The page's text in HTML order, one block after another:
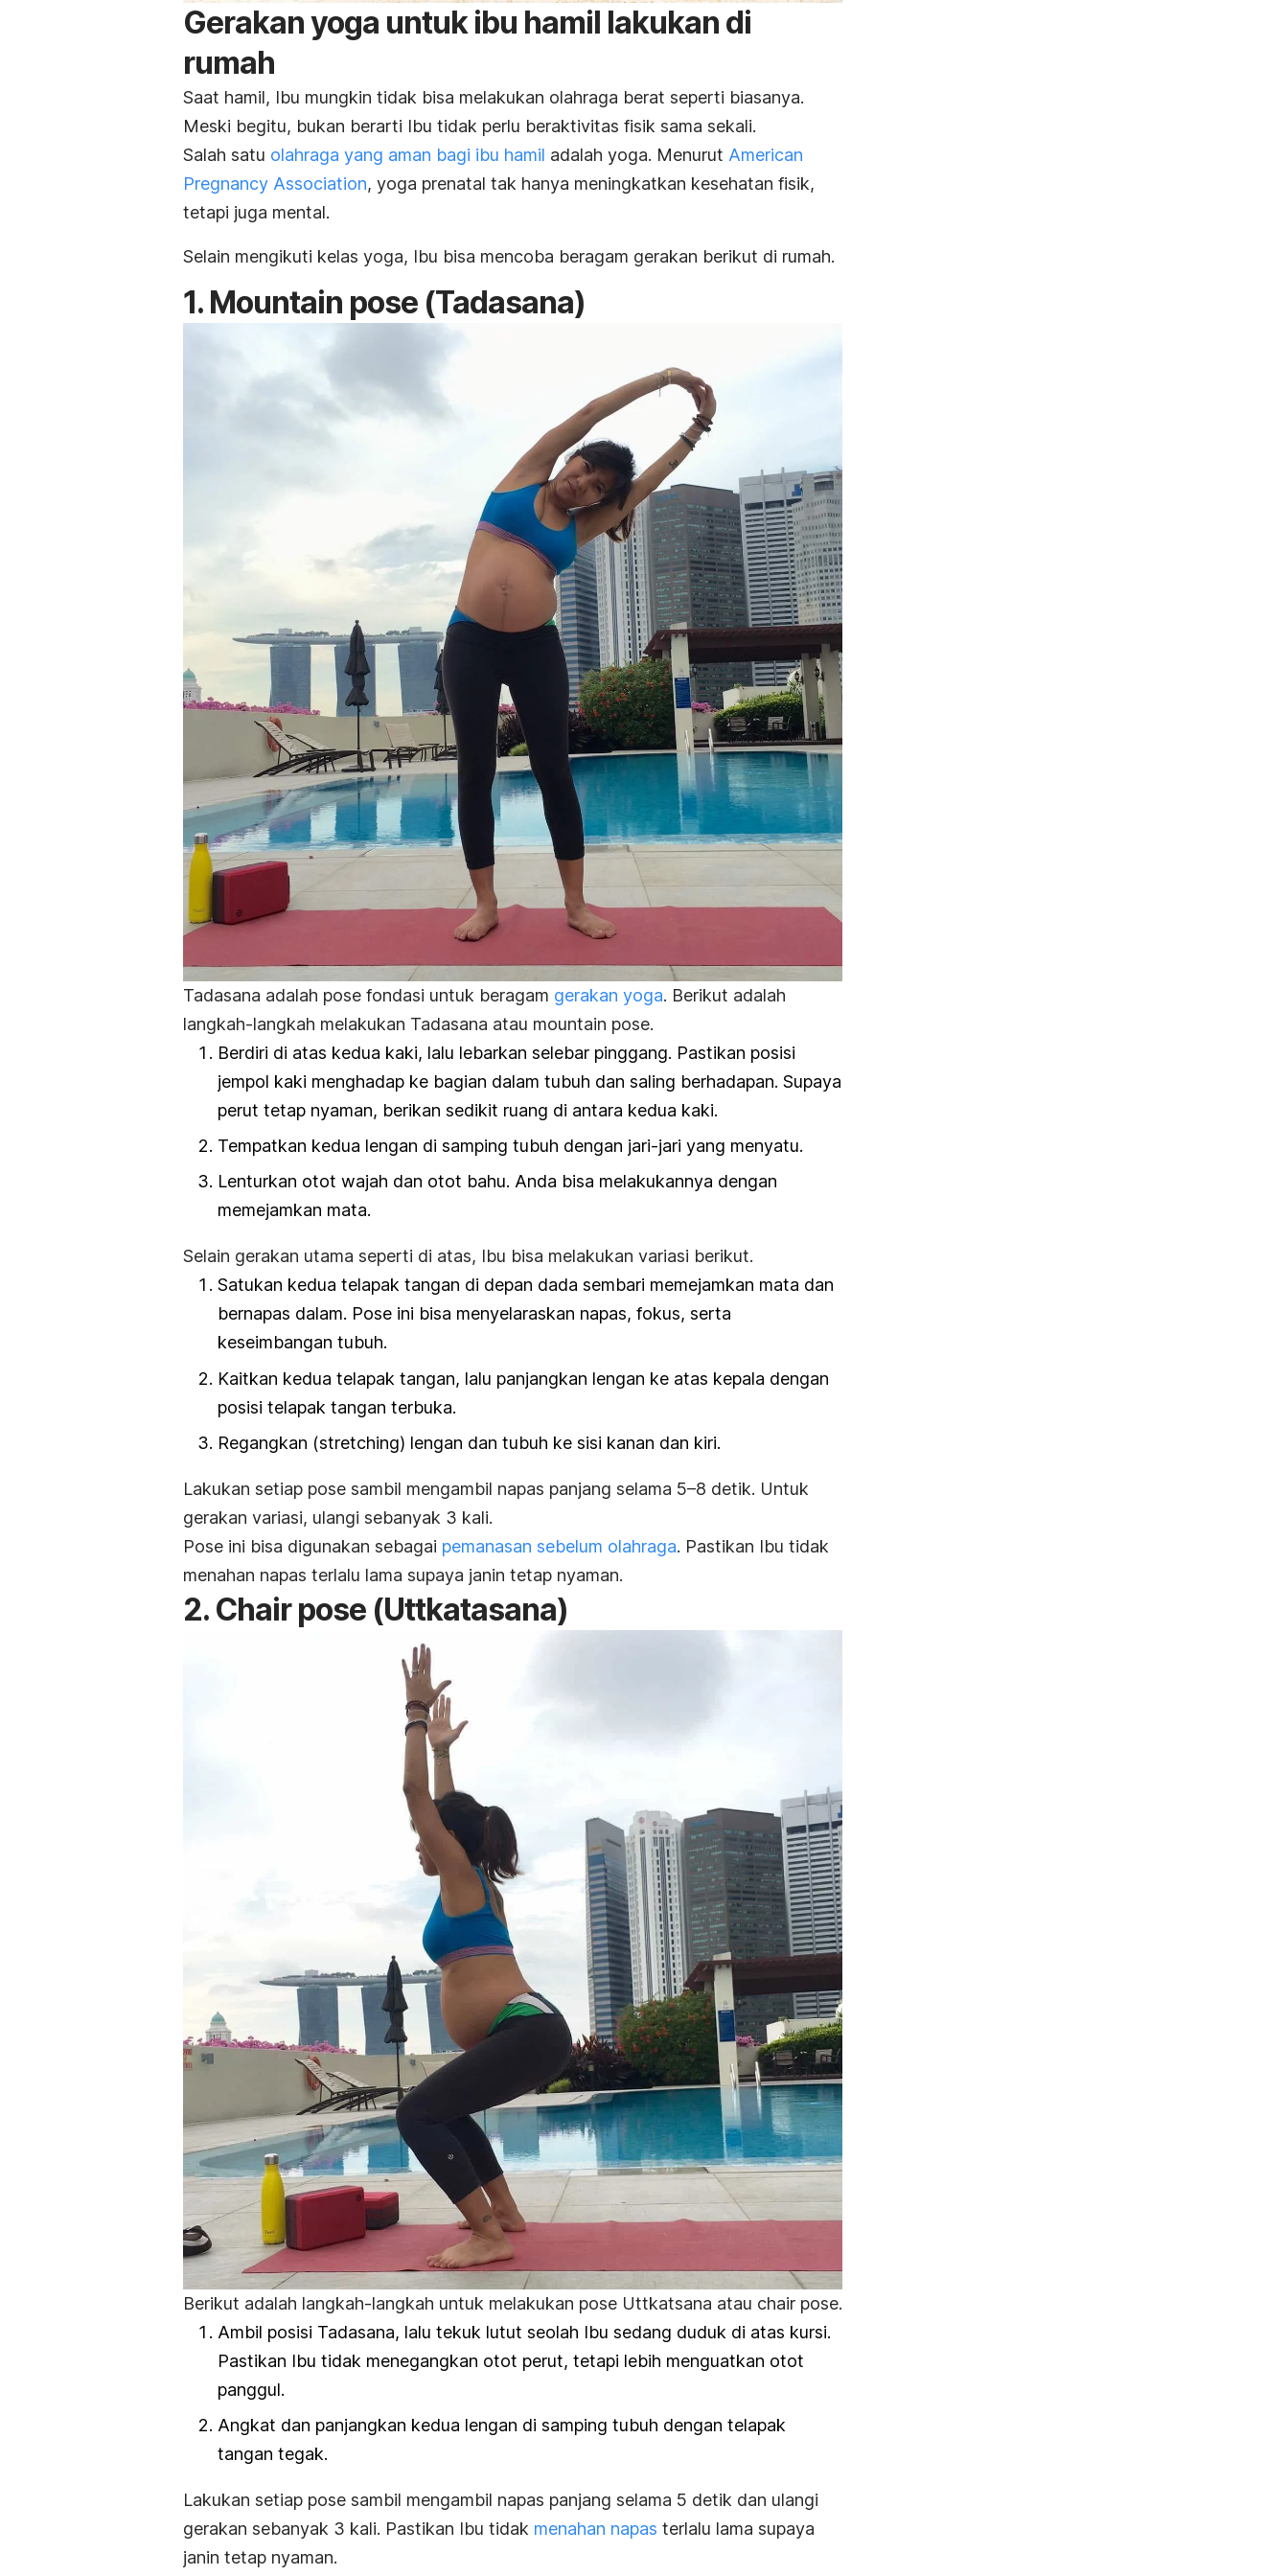
Gerakan yoga untuk ibu hamil lakukan di
rumah
Saat hamil, Ibu mungkin tidak bisa melakukan olahraga berat seperti biasanya.
Meski begitu, bukan berarti Ibu tidak perlu beraktivitas fisik sama sekali.
Salah satu olahraga yang aman bagi ibu hamil adalah yoga. Menurut American
Pregnancy Association, yoga prenatal tak hanya meningkatkan kesehatan fisik,
tetapi juga mental.
Selain mengikuti kelas yoga, Ibu bisa mencoba beragam gerakan berikut di rumah.
1. Mountain pose (Tadasana)
Tadasana adalah pose fondasi untuk beragam gerakan yoga. Berikut adalah
langkah-langkah melakukan Tadasana atau mountain pose.
Berdiri di atas kedua kaki, lalu lebarkan selebar pinggang. Pastikan posisi
jempol kaki menghadap ke bagian dalam tubuh dan saling berhadapan. Supaya
perut tetap nyaman, berikan sedikit ruang di antara kedua kaki.
Tempatkan kedua lengan di samping tubuh dengan jari-jari yang menyatu.
Lenturkan otot wajah dan otot bahu. Anda bisa melakukannya dengan
memejamkan mata.
Selain gerakan utama seperti di atas, Ibu bisa melakukan variasi berikut.
Satukan kedua telapak tangan di depan dada sembari memejamkan mata dan
bernapas dalam. Pose ini bisa menyelaraskan napas, fokus, serta
keseimbangan tubuh.
Kaitkan kedua telapak tangan, lalu panjangkan lengan ke atas kepala dengan
posisi telapak tangan terbuka.
Regangkan (stretching) lengan dan tubuh ke sisi kanan dan kiri.
Lakukan setiap pose sambil mengambil napas panjang selama 5–8 detik. Untuk
gerakan variasi, ulangi sebanyak 3 kali.
Pose ini bisa digunakan sebagai pemanasan sebelum olahraga. Pastikan Ibu tidak
menahan napas terlalu lama supaya janin tetap nyaman.
2. Chair pose (Uttkatasana)
Berikut adalah langkah-langkah untuk melakukan pose Uttkatsana atau chair pose.
Ambil posisi Tadasana, lalu tekuk lutut seolah Ibu sedang duduk di atas kursi.
Pastikan Ibu tidak menegangkan otot perut, tetapi lebih menguatkan otot
panggul.
Angkat dan panjangkan kedua lengan di samping tubuh dengan telapak
tangan tegak.
Lakukan setiap pose sambil mengambil napas panjang selama 5 detik dan ulangi
gerakan sebanyak 3 kali. Pastikan Ibu tidak menahan napas terlalu lama supaya
janin tetap nyaman.